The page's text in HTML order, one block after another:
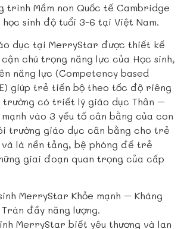
trình Mầm non Quốc tế Cambridge
sinh độ tuổi 3-6 tại Việt Nam.
dục tại MerryStar được thiết kế
chú trọng năng lực của Học sinh,
năng lực (Competency based
giúp trẻ tiến bộ theo tốc độ riêng
trường có triết lý giáo dục Thân –
vào 3 yếu tố cân bằng của con
trường giáo dục cân bằng cho trẻ
là nền tảng, bệ phóng để trẻ
giai đoạn quan trọng của cấp
MerryStar Khỏe mạnh – Kháng
đầy năng lượng.
MerryStar biết yêu thương và lan